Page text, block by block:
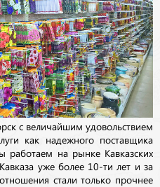
с величайшим удовольствием
как надежного поставщика
работаем на рынке Кавказских
уже более 10-ти лет и за
стали только прочнее